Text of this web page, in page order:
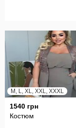
M, L, XL, XXL, XXXL
1540 грн
Костюм